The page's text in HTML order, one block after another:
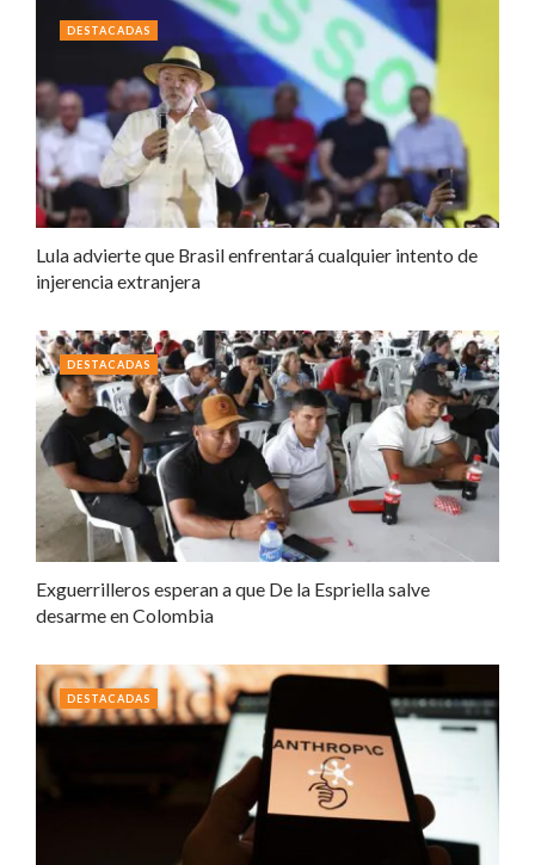
Lula advierte que Brasil enfrentará cualquier intento de
injerencia extranjera
DESTACADAS
Exguerrilleros esperan a que De la Espriella salve
desarme en Colombia
DESTACADAS
DESTACADAS